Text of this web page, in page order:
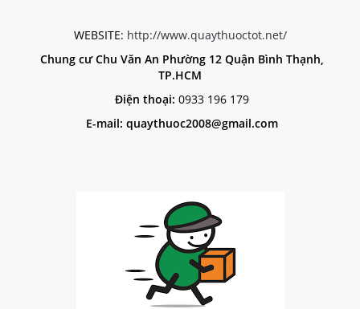
WEBSITE: http://www.quaythuoctot.net/
Chung cư Chu Văn An Phường 12 Quận Bình Thạnh,
TP.HCM
Điện thoại: 0933 196 179
E-mail: quaythuoc2008@gmail.com